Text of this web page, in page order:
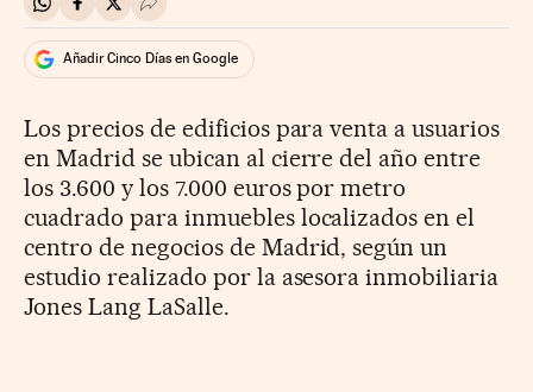
Compartir en Whatsapp
Compartir en Facebook
Compartir en Twitter
Desplegar Redes Sociales
Añadir Cinco Días en Google
Los precios de edificios para venta a usuarios
en Madrid se ubican al cierre del año entre
los 3.600 y los 7.000 euros por metro
cuadrado para inmuebles localizados en el
centro de negocios de Madrid, según un
estudio realizado por la asesora inmobiliaria
Jones Lang LaSalle.